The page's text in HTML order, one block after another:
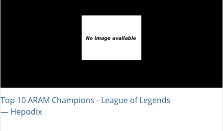
Top 10 ARAM Champions - League of Legends
― Hepodix